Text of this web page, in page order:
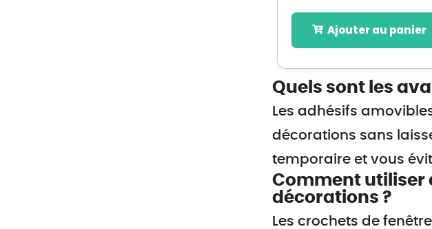
Ajouter au panier
Quels sont les
Les adhésifs
décorations sans
temporaire et vous
Comment utiliser
décorations ?
Les crochets de